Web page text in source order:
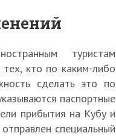
туристам
кто по каким-либо
сделать это по
паспортные
прибытия на Кубу и
специальный